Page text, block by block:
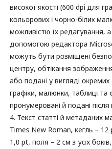
високої якості (600 dpi для
кольорових і чорно-білих
можливістю їх редагування,
допомогою редактора
можуть бути розміщені
центру, обтікання
або подані у вигляді окремих
графіки, малюнки, таблиці та
пронумеровані й подані
4. Текст статті й метаданих
Тimes New Roman, кегль – 12
1,0 pt, поля – 2 см з усіх